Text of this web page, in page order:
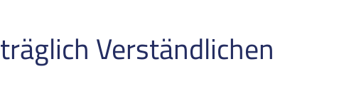
Verständlichen